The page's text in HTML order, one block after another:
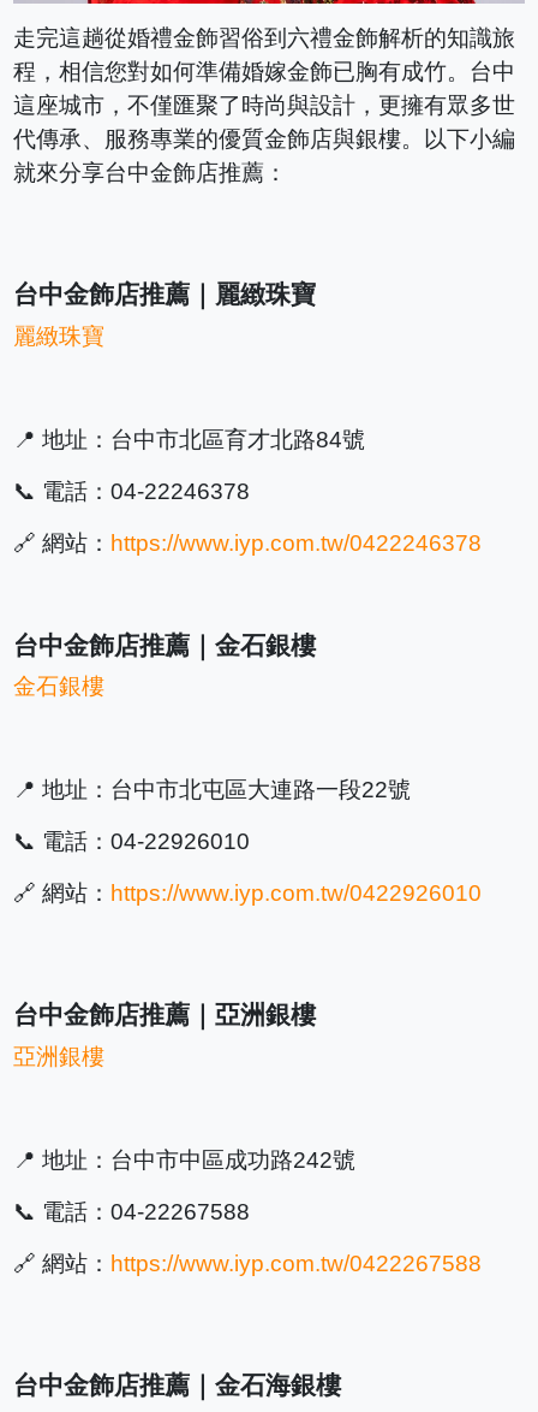
走完這趟從婚禮金飾習俗到六禮金飾解析的知識旅
程，相信您對如何準備婚嫁金飾已胸有成竹。台中
這座城市，不僅匯聚了時尚與設計，更擁有眾多世
代傳承、服務專業的優質金飾店與銀樓。以下小編
就來分享台中金飾店推薦：
台中金飾店推薦｜麗緻珠寶
麗緻珠寶
📍 地址：台中市北區育才北路84號
📞 電話：04-22246378
🔗 網站： https://www.iyp.com.tw/0422246378
台中金飾店推薦｜金石銀樓
金石銀樓
📍 地址：台中市北屯區大連路一段22號
📞 電話：04-22926010
🔗 網站： https://www.iyp.com.tw/0422926010
台中金飾店推薦｜亞洲銀樓
亞洲銀樓
📍 地址：台中市中區成功路242號
📞 電話：04-22267588
🔗 網站： https://www.iyp.com.tw/0422267588
台中金飾店推薦｜金石海銀樓